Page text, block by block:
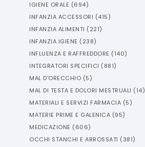
IGIENE ORALE (694)
INFANZIA ACCESSORI (415)
INFANZIA ALIMENTI (221)
INFANZIA IGIENE (238)
INFLUENZA E RAFFREDDORE (140)
INTEGRATORI SPECIFICI (881)
MAL D'ORECCHIO (5)
MAL DI TESTA E DOLORI MESTRUALI (14)
MATERIALI E SERVIZI FARMACIA (5)
MATERIE PRIME E GALENICA (95)
MEDICAZIONE (606)
OCCHI STANCHI E ARROSSATI (381)